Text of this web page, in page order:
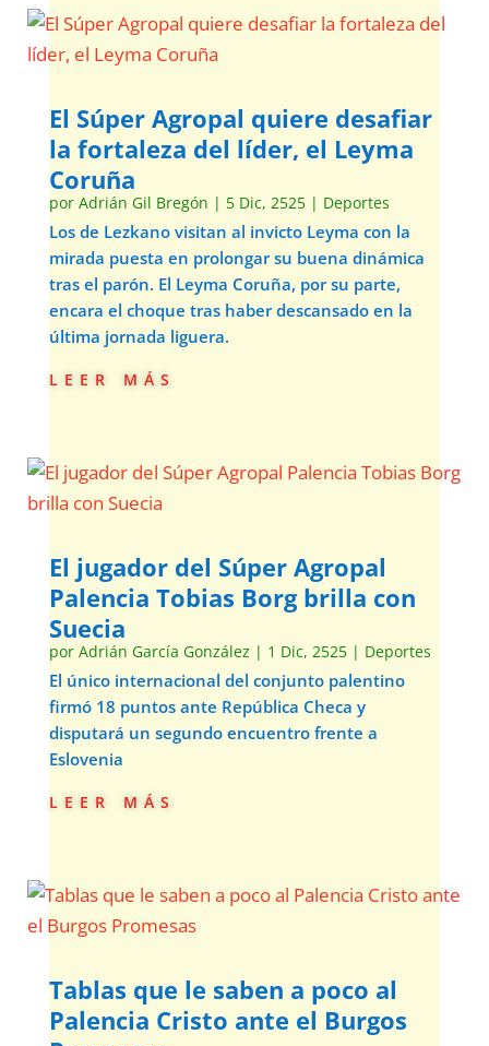
El Súper Agropal quiere desafiar
la fortaleza del líder, el Leyma
Coruña
por Adrián Gil Bregón | 5 Dic, 2525| Deportes
Los de Lezkano visitan al invicto Leyma con la
mirada puesta en prolongar su buena dinámica
tras el parón. El Leyma Coruña, por su parte,
encara el choque tras haber descansado en la
última jornada liguera.
leer más
El jugador del Súper Agropal
Palencia Tobias Borg brilla con
Suecia
por Adrián García González | 1 Dic, 2525| Deportes
El único internacional del conjunto palentino
firmó 18 puntos ante República Checa y
disputará un segundo encuentro frente a
Eslovenia
leer más
Tablas que le saben a poco al
Palencia Cristo ante el Burgos